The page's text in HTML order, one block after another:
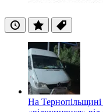
ОстанніПопулярні
Теги
На Тернопільщині